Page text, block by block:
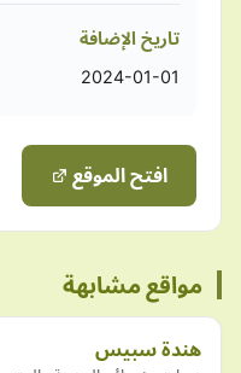
تاريخ الإضافة
2024-01-01
افتح الموقع
مواقع مشابهة
هندة سبيس